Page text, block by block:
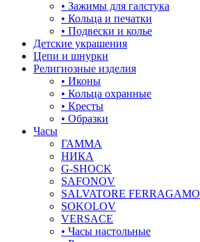
клевер
корона
кошки
круг (шар)
крылья и перья
листья
ловец снов
лошадки и единороги
• Зажимы для галстука
• Кольца и печатки
• Подвески и колье
Детские украшения
Цепи и шнурки
Религиозные изделия
• Иконы
• Кольца охранные
• Кресты
• Образки
Часы
ГАММА
НИКА
G-SHOCK
SAFONOV
SALVATORE FERRAGAMO
SOKOLOV
VERSACE
• Часы настольные